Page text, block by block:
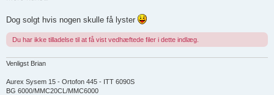
g
Dog solgt hvis nogen skulle få lyster
Du har ikke tilladelse til at få vist vedhæftede filer i dette indlæg.
Venligst Brian
Aurex Sysem 15 - Ortofon 445 - ITT 6090S
BG 6000/MMC20CL/MMC6000